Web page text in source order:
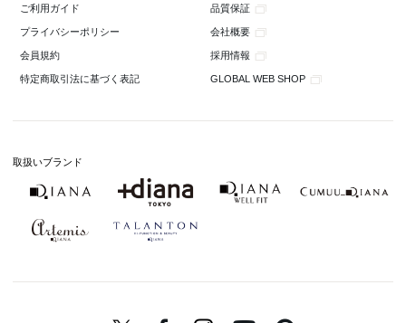
ご利用ガイド 品質保証
プライバシーポリシー 会社概要
会員規約 採用情報
特定商取引法に基づく表記 GLOBAL WEB SHOP
取扱いブランド